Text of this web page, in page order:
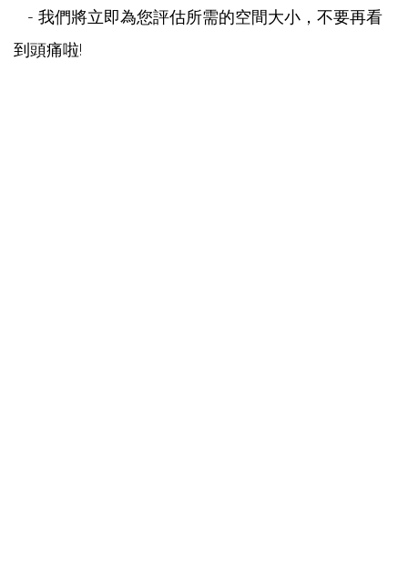
- 我們將立即為您評估所需的空間大小，不要再看
到頭痛啦!